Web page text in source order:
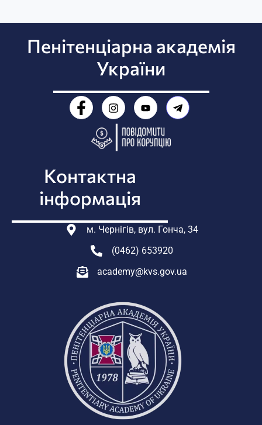
Пенітенціарна академія
України
Контактна
інформація
м. Чернігів, вул. Гонча, 34
(0462) 653920
academy@kvs.gov.ua